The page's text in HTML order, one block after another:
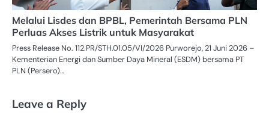
Melalui Lisdes dan BPBL, Pemerintah Bersama PLN
Perluas Akses Listrik untuk Masyarakat
Press Release No. 112.PR/STH.01.05/VI/2026 Purworejo, 21 Juni 2026 –
Kementerian Energi dan Sumber Daya Mineral (ESDM) bersama PT
PLN (Persero)…
Leave a Reply